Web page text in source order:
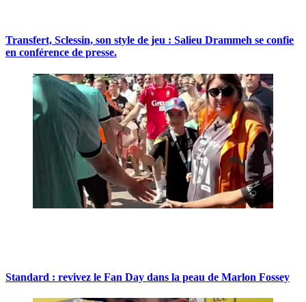
Transfert, Sclessin, son style de jeu : Salieu Drammeh se confie
en conférence de presse.
Standard : revivez le Fan Day dans la peau de Marlon Fossey